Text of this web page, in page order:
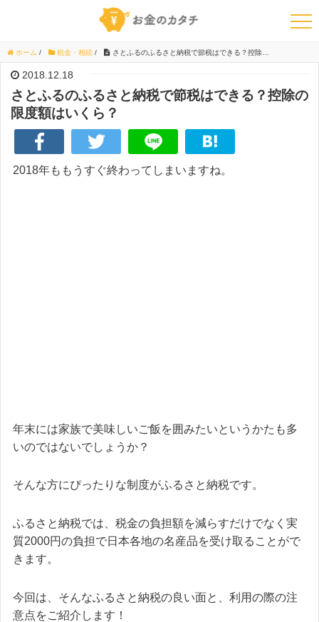
ホーム / 税金・相続 / さとふるのふるさと納税で節税はできる？控除の限度額はいくら？
2018.12.18
さとふるのふるさと納税で節税はできる？控除の
限度額はいくら？
2018年ももうすぐ終わってしまいますね。
年末には家族で美味しいご飯を囲みたいというかたも多
いのではないでしょうか？
そんな方にぴったりな制度がふるさと納税です。
ふるさと納税では、税金の負担額を減らすだけでなく実
質2000円の負担で日本各地の名産品を受け取ることがで
きます。
今回は、そんなふるさと納税の良い面と、利用の際の注
意点をご紹介します！